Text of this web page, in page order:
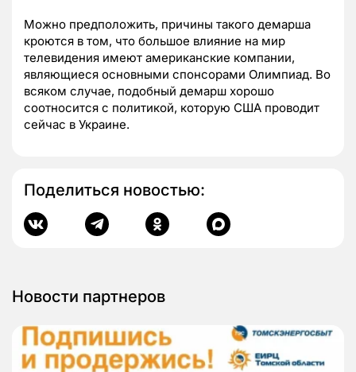
Можно предположить, причины такого демарша
кроются в том, что большое влияние на мир
телевидения имеют американские компании,
являющиеся основными спонсорами Олимпиад. Во
всяком случае, подобный демарш хорошо
соотносится с политикой, которую США проводит
сейчас в Украине.
Поделиться новостью:
Новости партнеров